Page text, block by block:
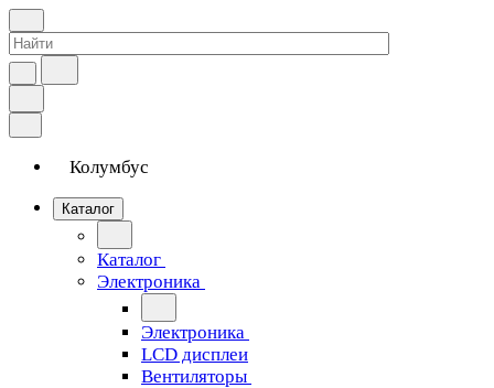
Колумбус
Каталог
Каталог
Электроника
Электроника
LCD дисплеи
Вентиляторы